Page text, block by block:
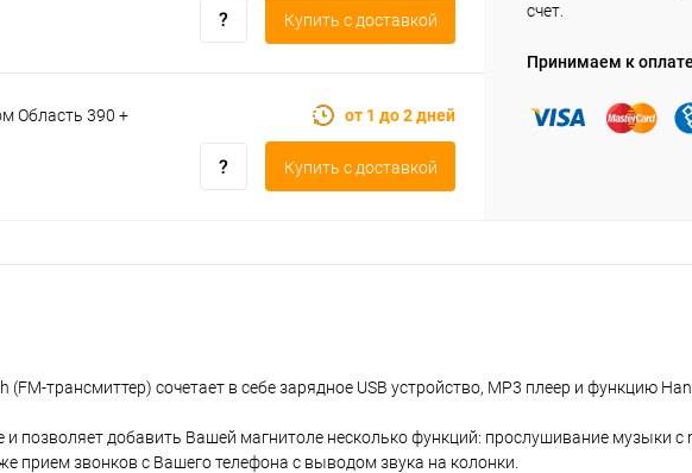
Купить c доставкой
Область 390 +
от 1 до 2 дней
Купить c доставкой
счет.
Принимаем к
трансмиттер) сочетает в себе зарядное USB устройство, MP3 плеер и функцию
позволяет добавить Вашей магнитоле несколько функций: прослушивание музыки с
прием звонков с Вашего телефона с выводом звука на колонки.